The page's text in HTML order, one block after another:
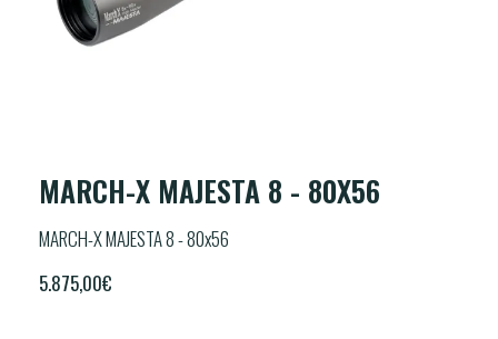
MARCH-X MAJESTA 8 - 80X56
MARCH-X MAJESTA 8 - 80x56
5.875,00€